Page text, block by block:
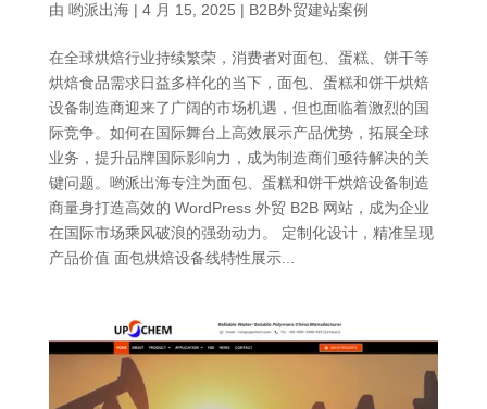
由 哟派出海| 4 月 15, 2025 | B2B外贸建站案例
在全球烘焙行业持续繁荣，消费者对面包、蛋糕、饼干等
烘焙食品需求日益多样化的当下，面包、蛋糕和饼干烘焙
设备制造商迎来了广阔的市场机遇，但也面临着激烈的国
际竞争。如何在国际舞台上高效展示产品优势，拓展全球
业务，提升品牌国际影响力，成为制造商们亟待解决的关
键问题。哟派出海专注为面包、蛋糕和饼干烘焙设备制造
商量身打造高效的 WordPress 外贸 B2B 网站，成为企业
在国际市场乘风破浪的强劲动力。 定制化设计，精准呈现
产品价值 面包烘焙设备线特性展示...